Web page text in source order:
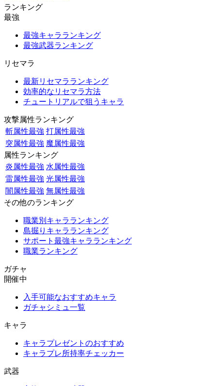
ランキング
最強
最強キャラランキング
最強武器ランキング
リセマラ
最新リセマラランキング
効率的なリセマラ方法
チュートリアルで狙うキャラ
攻撃属性ランキング
斬属性最強 打属性最強
突属性最強 魔属性最強
属性ランキング
炎属性最強 水属性最強
雷属性最強 光属性最強
闇属性最強 無属性最強
その他のランキング
職業別キャラランキング
島掘りキャラランキング
サポート最強キャラランキング
職業ランキング
ガチャ
開催中
入手可能なおすすめキャラ
ガチャシミュ一覧
キャラ
キャラプレゼントのおすすめ
キャラプレ所持率チェッカー
武器